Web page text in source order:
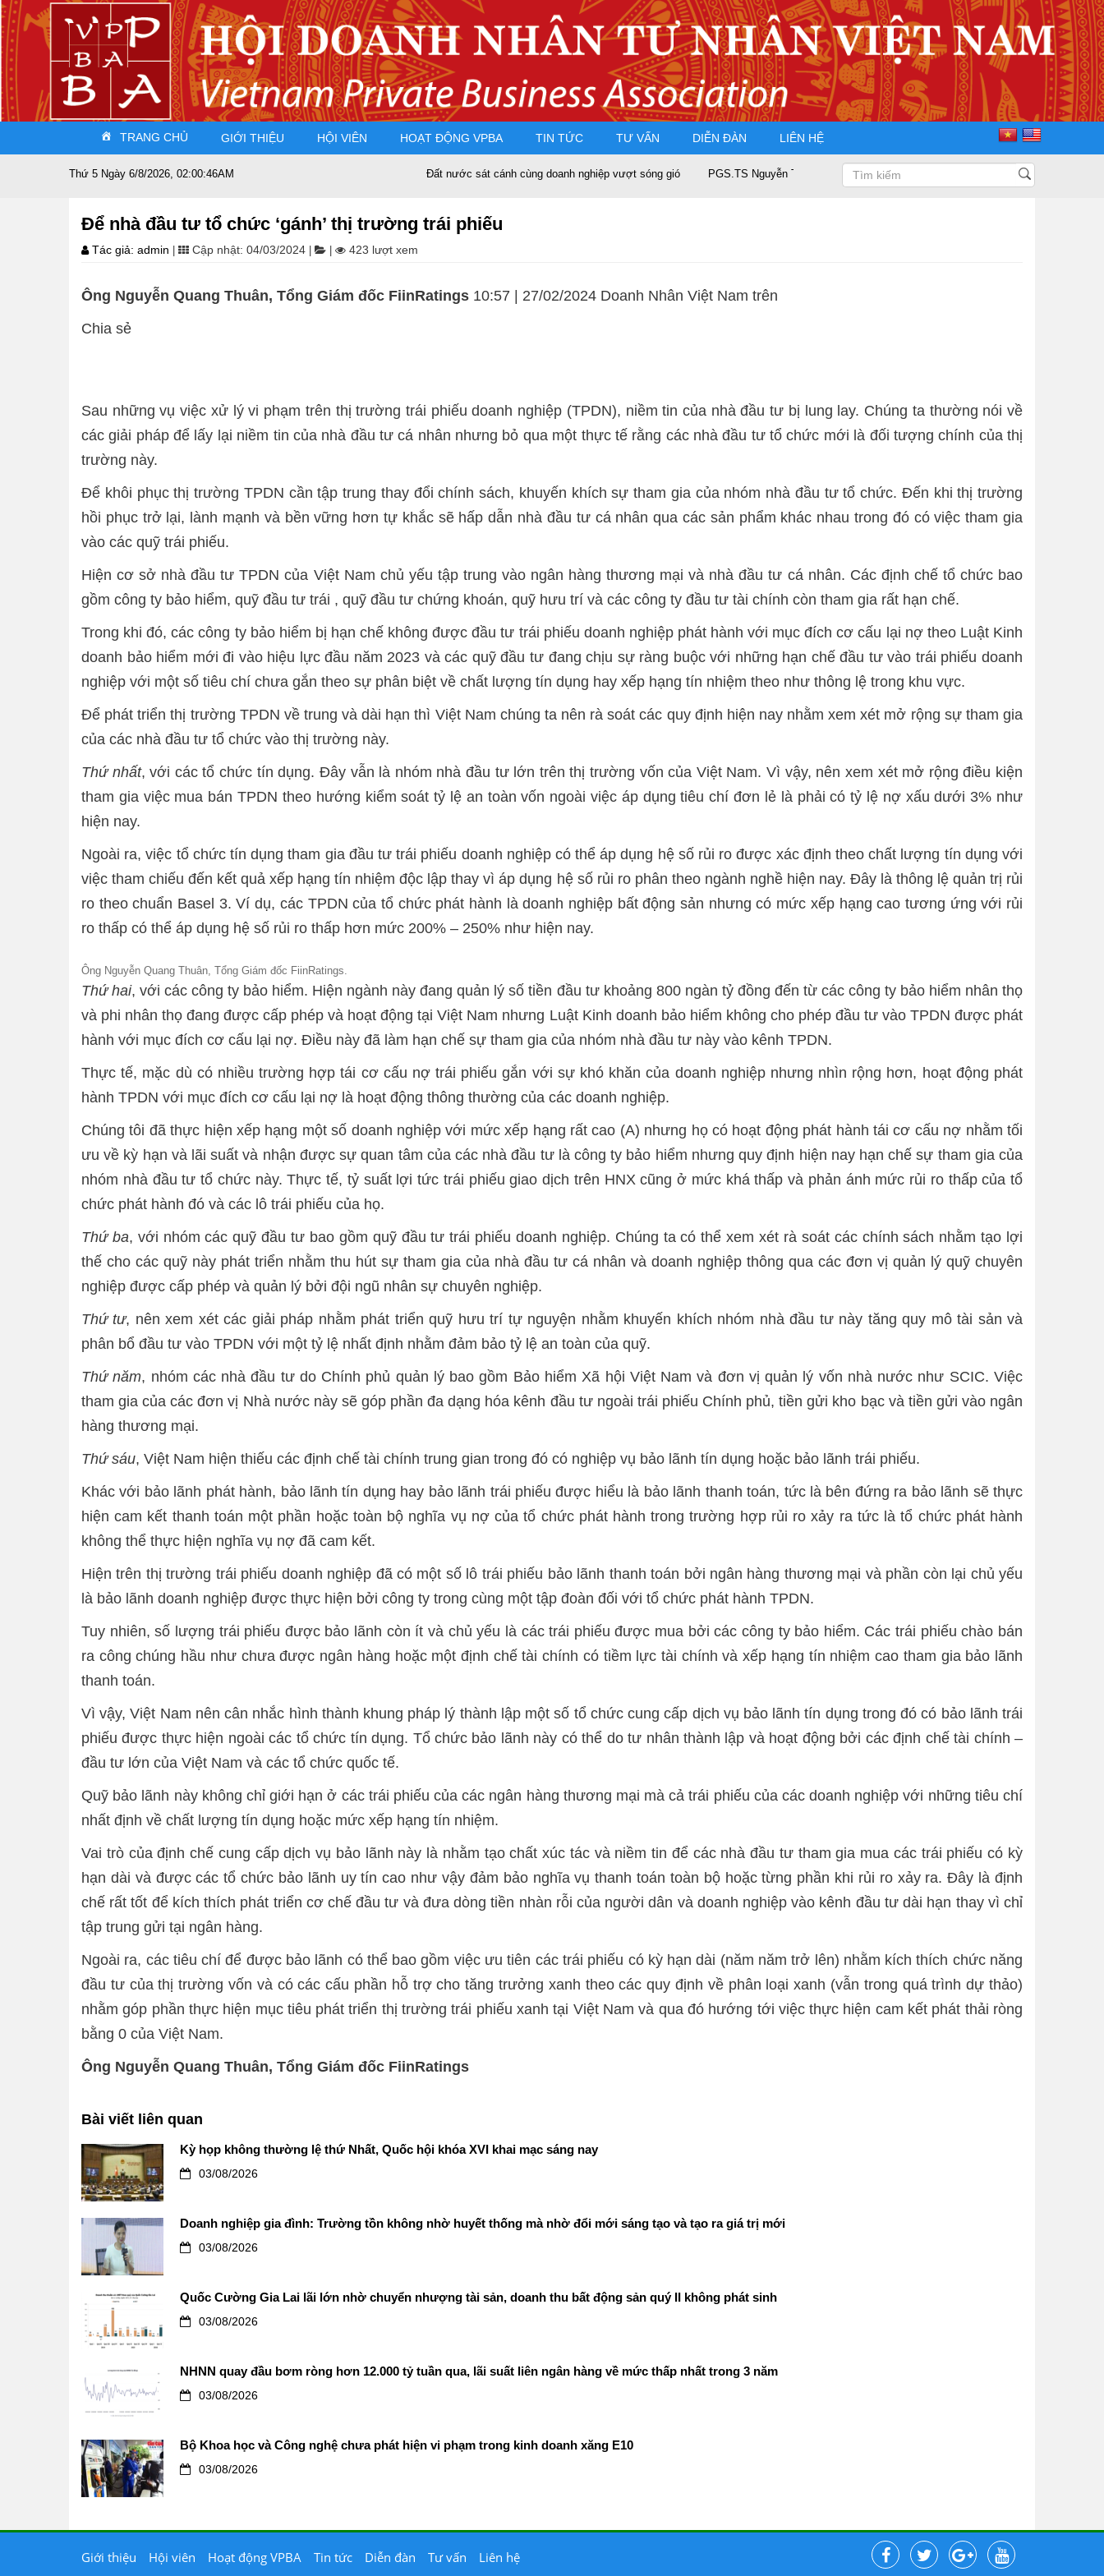
TRANG CHỦ GIỚI THIỆU HỘI VIÊN HOẠT ĐỘNG VPBA TIN TỨC TƯ VẤN DIỄN ĐÀN LIÊN HỆ
Thứ 5 Ngày 6/8/2026, 02:00:47AM Đất nước sát cánh cùng doanh nghiệp vượt sóng gió PGS.TS Nguyễn Trọng Điều tái đắc cử Chủ tịch Hội Doanh nhân Tư nhân Việt Nam nhiệm
Để nhà đầu tư tổ chức ‘gánh’ thị trường trái phiếu
Tác giả: admin Cập nhật: 04/03/2024 423 lượt xem
Ông Nguyễn Quang Thuân, Tổng Giám đốc FiinRatings 10:57 | 27/02/2024 Doanh Nhân Việt Nam trên
Chia sẻ
Sau những vụ việc xử lý vi phạm trên thị trường trái phiếu doanh nghiệp (TPDN), niềm tin của nhà đầu tư bị lung lay. Chúng ta thường nói về
các giải pháp để lấy lại niềm tin của nhà đầu tư cá nhân nhưng bỏ qua một thực tế rằng các nhà đầu tư tổ chức mới là đối tượng chính của thị
trường này.
Để khôi phục thị trường TPDN cần tập trung thay đổi chính sách, khuyến khích sự tham gia của nhóm nhà đầu tư tổ chức. Đến khi thị trường
hồi phục trở lại, lành mạnh và bền vững hơn tự khắc sẽ hấp dẫn nhà đầu tư cá nhân qua các sản phẩm khác nhau trong đó có việc tham gia
vào các quỹ trái phiếu.
Hiện cơ sở nhà đầu tư TPDN của Việt Nam chủ yếu tập trung vào ngân hàng thương mại và nhà đầu tư cá nhân. Các định chế tổ chức bao
gồm công ty bảo hiểm, quỹ đầu tư trái , quỹ đầu tư chứng khoán, quỹ hưu trí và các công ty đầu tư tài chính còn tham gia rất hạn chế.
Trong khi đó, các công ty bảo hiểm bị hạn chế không được đầu tư trái phiếu doanh nghiệp phát hành với mục đích cơ cấu lại nợ theo Luật Kinh
doanh bảo hiểm mới đi vào hiệu lực đầu năm 2023 và các quỹ đầu tư đang chịu sự ràng buộc với những hạn chế đầu tư vào trái phiếu doanh
nghiệp với một số tiêu chí chưa gắn theo sự phân biệt về chất lượng tín dụng hay xếp hạng tín nhiệm theo như thông lệ trong khu vực.
Để phát triển thị trường TPDN về trung và dài hạn thì Việt Nam chúng ta nên rà soát các quy định hiện nay nhằm xem xét mở rộng sự tham gia
của các nhà đầu tư tổ chức vào thị trường này.
Thứ nhất, với các tổ chức tín dụng. Đây vẫn là nhóm nhà đầu tư lớn trên thị trường vốn của Việt Nam. Vì vậy, nên xem xét mở rộng điều kiện
tham gia việc mua bán TPDN theo hướng kiểm soát tỷ lệ an toàn vốn ngoài việc áp dụng tiêu chí đơn lẻ là phải có tỷ lệ nợ xấu dưới 3% như
hiện nay.
Ngoài ra, việc tổ chức tín dụng tham gia đầu tư trái phiếu doanh nghiệp có thể áp dụng hệ số rủi ro được xác định theo chất lượng tín dụng với
việc tham chiếu đến kết quả xếp hạng tín nhiệm độc lập thay vì áp dụng hệ số rủi ro phân theo ngành nghề hiện nay. Đây là thông lệ quản trị rủi
ro theo chuẩn Basel 3. Ví dụ, các TPDN của tổ chức phát hành là doanh nghiệp bất động sản nhưng có mức xếp hạng cao tương ứng với rủi
ro thấp có thể áp dụng hệ số rủi ro thấp hơn mức 200% – 250% như hiện nay.
Ông Nguyễn Quang Thuân, Tổng Giám đốc FiinRatings.
Thứ hai, với các công ty bảo hiểm. Hiện ngành này đang quản lý số tiền đầu tư khoảng 800 ngàn tỷ đồng đến từ các công ty bảo hiểm nhân thọ
và phi nhân thọ đang được cấp phép và hoạt động tại Việt Nam nhưng Luật Kinh doanh bảo hiểm không cho phép đầu tư vào TPDN được phát
hành với mục đích cơ cấu lại nợ. Điều này đã làm hạn chế sự tham gia của nhóm nhà đầu tư này vào kênh TPDN.
Thực tế, mặc dù có nhiều trường hợp tái cơ cấu nợ trái phiếu gắn với sự khó khăn của doanh nghiệp nhưng nhìn rộng hơn, hoạt động phát
hành TPDN với mục đích cơ cấu lại nợ là hoạt động thông thường của các doanh nghiệp.
Chúng tôi đã thực hiện xếp hạng một số doanh nghiệp với mức xếp hạng rất cao (A) nhưng họ có hoạt động phát hành tái cơ cấu nợ nhằm tối
ưu về kỳ hạn và lãi suất và nhận được sự quan tâm của các nhà đầu tư là công ty bảo hiểm nhưng quy định hiện nay hạn chế sự tham gia của
nhóm nhà đầu tư tổ chức này. Thực tế, tỷ suất lợi tức trái phiếu giao dịch trên HNX cũng ở mức khá thấp và phản ánh mức rủi ro thấp của tổ
chức phát hành đó và các lô trái phiếu của họ.
Thứ ba, với nhóm các quỹ đầu tư bao gồm quỹ đầu tư trái phiếu doanh nghiệp. Chúng ta có thể xem xét rà soát các chính sách nhằm tạo lợi
thế cho các quỹ này phát triển nhằm thu hút sự tham gia của nhà đầu tư cá nhân và doanh nghiệp thông qua các đơn vị quản lý quỹ chuyên
nghiệp được cấp phép và quản lý bởi đội ngũ nhân sự chuyên nghiệp.
Thứ tư, nên xem xét các giải pháp nhằm phát triển quỹ hưu trí tự nguyện nhằm khuyến khích nhóm nhà đầu tư này tăng quy mô tài sản và
phân bổ đầu tư vào TPDN với một tỷ lệ nhất định nhằm đảm bảo tỷ lệ an toàn của quỹ.
Thứ năm, nhóm các nhà đầu tư do Chính phủ quản lý bao gồm Bảo hiểm Xã hội Việt Nam và đơn vị quản lý vốn nhà nước như SCIC. Việc
tham gia của các đơn vị Nhà nước này sẽ góp phần đa dạng hóa kênh đầu tư ngoài trái phiếu Chính phủ, tiền gửi kho bạc và tiền gửi vào ngân
hàng thương mại.
Thứ sáu, Việt Nam hiện thiếu các định chế tài chính trung gian trong đó có nghiệp vụ bảo lãnh tín dụng hoặc bảo lãnh trái phiếu.
Khác với bảo lãnh phát hành, bảo lãnh tín dụng hay bảo lãnh trái phiếu được hiểu là bảo lãnh thanh toán, tức là bên đứng ra bảo lãnh sẽ thực
hiện cam kết thanh toán một phần hoặc toàn bộ nghĩa vụ nợ của tổ chức phát hành trong trường hợp rủi ro xảy ra tức là tổ chức phát hành
không thể thực hiện nghĩa vụ nợ đã cam kết.
Hiện trên thị trường trái phiếu doanh nghiệp đã có một số lô trái phiếu bảo lãnh thanh toán bởi ngân hàng thương mại và phần còn lại chủ yếu
là bảo lãnh doanh nghiệp được thực hiện bởi công ty trong cùng một tập đoàn đối với tổ chức phát hành TPDN.
Tuy nhiên, số lượng trái phiếu được bảo lãnh còn ít và chủ yếu là các trái phiếu được mua bởi các công ty bảo hiểm. Các trái phiếu chào bán
ra công chúng hầu như chưa được ngân hàng hoặc một định chế tài chính có tiềm lực tài chính và xếp hạng tín nhiệm cao tham gia bảo lãnh
thanh toán.
Vì vậy, Việt Nam nên cân nhắc hình thành khung pháp lý thành lập một số tổ chức cung cấp dịch vụ bảo lãnh tín dụng trong đó có bảo lãnh trái
phiếu được thực hiện ngoài các tổ chức tín dụng. Tổ chức bảo lãnh này có thể do tư nhân thành lập và hoạt động bởi các định chế tài chính –
đầu tư lớn của Việt Nam và các tổ chức quốc tế.
Quỹ bảo lãnh này không chỉ giới hạn ở các trái phiếu của các ngân hàng thương mại mà cả trái phiếu của các doanh nghiệp với những tiêu chí
nhất định về chất lượng tín dụng hoặc mức xếp hạng tín nhiệm.
Vai trò của định chế cung cấp dịch vụ bảo lãnh này là nhằm tạo chất xúc tác và niềm tin để các nhà đầu tư tham gia mua các trái phiếu có kỳ
hạn dài và được các tổ chức bảo lãnh uy tín cao như vậy đảm bảo nghĩa vụ thanh toán toàn bộ hoặc từng phần khi rủi ro xảy ra. Đây là định
chế rất tốt để kích thích phát triển cơ chế đầu tư và đưa dòng tiền nhàn rỗi của người dân và doanh nghiệp vào kênh đầu tư dài hạn thay vì chỉ
tập trung gửi tại ngân hàng.
Ngoài ra, các tiêu chí để được bảo lãnh có thể bao gồm việc ưu tiên các trái phiếu có kỳ hạn dài (năm năm trở lên) nhằm kích thích chức năng
đầu tư của thị trường vốn và có các cấu phần hỗ trợ cho tăng trưởng xanh theo các quy định về phân loại xanh (vẫn trong quá trình dự thảo)
nhằm góp phần thực hiện mục tiêu phát triển thị trường trái phiếu xanh tại Việt Nam và qua đó hướng tới việc thực hiện cam kết phát thải ròng
bằng 0 của Việt Nam.
Ông Nguyễn Quang Thuân, Tổng Giám đốc FiinRatings
Bài viết liên quan
Kỳ họp không thường lệ thứ Nhất, Quốc hội khóa XVI khai mạc sáng nay
03/08/2026
Doanh nghiệp gia đình: Trường tồn không nhờ huyết thống mà nhờ đổi mới sáng tạo và tạo ra giá trị mới
03/08/2026
Quốc Cường Gia Lai lãi lớn nhờ chuyển nhượng tài sản, doanh thu bất động sản quý II không phát sinh
03/08/2026
NHNN quay đầu bơm ròng hơn 12.000 tỷ tuần qua, lãi suất liên ngân hàng về mức thấp nhất trong 3 năm
03/08/2026
Bộ Khoa học và Công nghệ chưa phát hiện vi phạm trong kinh doanh xăng E10
03/08/2026
Giới thiệu Hội viên Hoạt động VPBA Tin tức Diễn đàn Tư vấn Liên hệ